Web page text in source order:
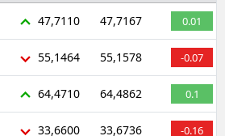
47,7110 47,7167 0.01
55,1464 55,1578 -0.07
64,4710 64,4862 0.1
33,6600 33,6736 -0.16